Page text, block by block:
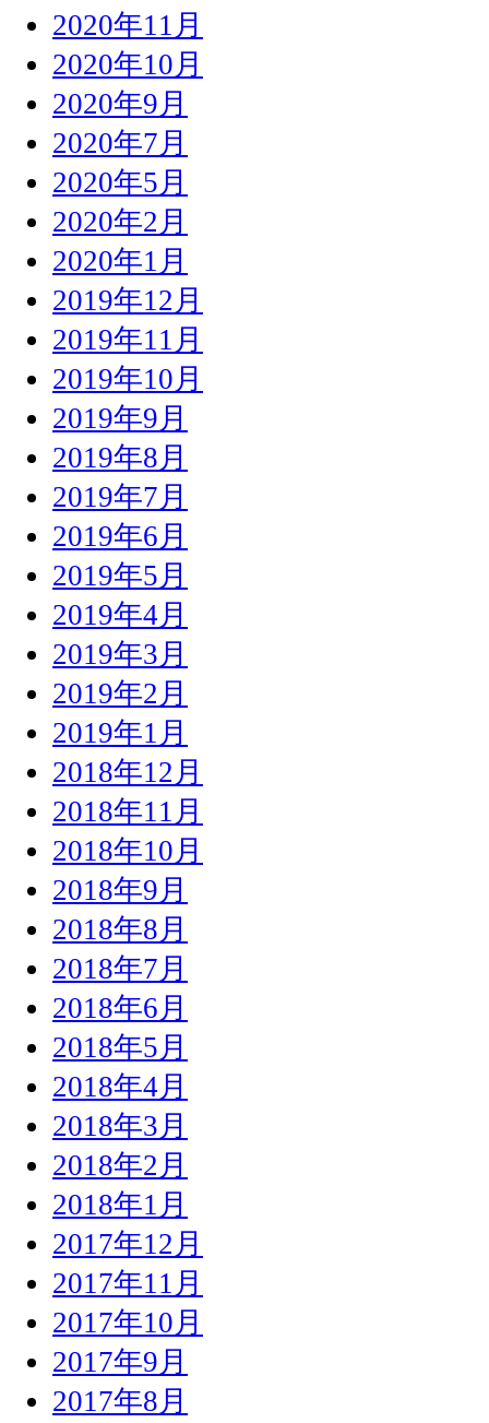
2020年11月
2020年10月
2020年9月
2020年7月
2020年5月
2020年2月
2020年1月
2019年12月
2019年11月
2019年10月
2019年9月
2019年8月
2019年7月
2019年6月
2019年5月
2019年4月
2019年3月
2019年2月
2019年1月
2018年12月
2018年11月
2018年10月
2018年9月
2018年8月
2018年7月
2018年6月
2018年5月
2018年4月
2018年3月
2018年2月
2018年1月
2017年12月
2017年11月
2017年10月
2017年9月
2017年8月